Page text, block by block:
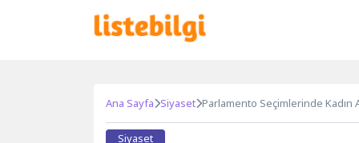
Ana Sayfa Siyaset Parlamento Seçimlerinde Kadın
Siyaset